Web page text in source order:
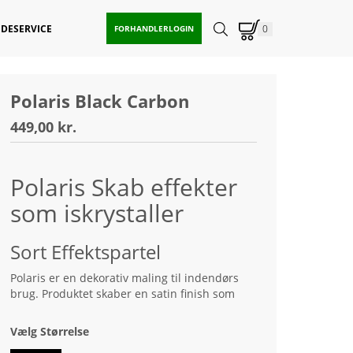
FORHANDLERLOGIN 0
Polaris Black Carbon
449,00 kr.
Polaris Skab effekter
som iskrystaller
Sort Effektspartel
Polaris er en dekorativ maling til indendørs
brug. Produktet skaber en satin finish som
forstærkes med intensiteten af lyskilden.
Produktet er perfekt til brug I moderne og
Vælg Størrelse